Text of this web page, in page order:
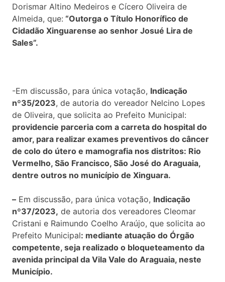
Dorismar Altino Medeiros e Cícero Oliveira de
Almeida, que: “Outorga o Título Honorífico de
Cidadão Xinguarense ao senhor Josué Lira de
Sales”.
-Em discussão, para única votação, Indicação
nº35/2023, de autoria do vereador Nelcino Lopes
de Oliveira, que solicita ao Prefeito Municipal:
providencie parceria com a carreta do hospital do
amor, para realizar exames preventivos do câncer
de colo do útero e mamografia nos distritos: Rio
Vermelho, São Francisco, São José do Araguaia,
dentre outros no município de Xinguara.
– Em discussão, para única votação, Indicação
nº37/2023, de autoria dos vereadores Cleomar
Cristani e Raimundo Coelho Araújo, que solicita ao
Prefeito Municipal: mediante atuação do Órgão
competente, seja realizado o bloqueteamento da
avenida principal da Vila Vale do Araguaia, neste
Município.